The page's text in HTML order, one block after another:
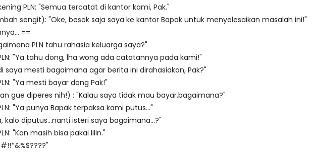
PLN: "Semua tercatat di kantor kami, Pak."
sengit): "Oke, besok saja saya ke kantor Bapak untuk menyelesaikan masalah ini!"
==
PLN tahu rahasia keluarga saya?"
"Ya tahu dong, lha wong ada catatannya pada kami!"
saya mesti bagaimana agar berita ini dirahasiakan, Pak?"
"Ya mesti bayar dong Pak!"
gue diperes nih!) : "Kalau saya tidak mau bayar,bagaimana?"
"Ya punya Bapak terpaksa kami putus..."
kalo diputus...nanti isteri saya bagaimana...?"
"Kan masih bisa pakai lilin."